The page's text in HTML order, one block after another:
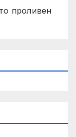
проливен